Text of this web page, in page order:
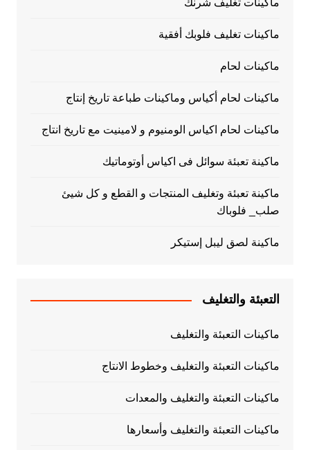
ماكينات تغليف شرنك
ماكينات تغليف فلوبك أفقية
ماكينات لحام
ماكينات لحام أكياس وماكينات طباعة تاريخ إنتاج
ماكينات لحام اكياس الومنيوم و لامينيت مع تاريخ انتاج
ماكينة تعبئة سوائل فى اكياس أوتوماتيك
ماكينة تعبئة وتغليف المنتجات و القطع و كل شيئ
صلب_ فلوباك
ماكينة لصق ليبل إستيكر
التعبئة والتغليف
ماكينات التعبئة والتغليف
ماكينات التعبئة والتغليف وخطوط الانتاج
ماكينات التعبئة والتغليف والمعدات
ماكينات التعبئة والتغليف وأسعارها